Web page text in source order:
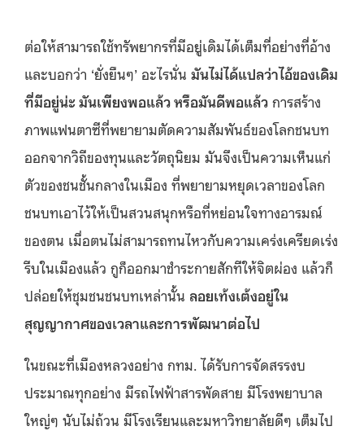
ต่อให้สามารถใช้ทรัพยากรที่มีอยู่เดิมได้เต็มที่อย่างที่อ้าง
และบอกว่า ‘ยั่งยืนๆ’ อะไรนั่น มันไม่ได้แปลว่าไอ้ของเดิม
ที่มีอยู่น่ะ มันเพียงพอแล้ว หรือมันดีพอแล้ว การสร้าง
ภาพแฟนตาซีที่พยายามตัดความสัมพันธ์ของโลกชนบท
ออกจากวิถีของทุนและวัตถุนิยม มันจึงเป็นความเห็นแก่
ตัวของชนชั้นกลางในเมือง ที่พยายามหยุดเวลาของโลก
ชนบทเอาไว้ให้เป็นสวนสนุกหรือที่หย่อนใจทางอารมณ์
ของตน เมื่อตนไม่สามารถทนไหวกับความเคร่งเครียดเร่ง
รีบในเมืองแล้ว กูก็ออกมาชำระกายสักทีให้จิตผ่อง แล้วก็
ปล่อยให้ชุมชนชนบทเหล่านั้น ลอยเท้งเต้งอยู่ใน
สุญญากาศของเวลาและการพัฒนาต่อไป
ในขณะที่เมืองหลวงอย่าง กทม. ได้รับการจัดสรรงบ
ประมาณทุกอย่าง มีรถไฟฟ้าสารพัดสาย มีโรงพยาบาล
ใหญ่ๆ นับไม่ถ้วน มีโรงเรียนและมหาวิทยาลัยดีๆ เต็มไป